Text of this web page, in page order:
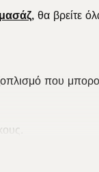
, θα βρείτε
που